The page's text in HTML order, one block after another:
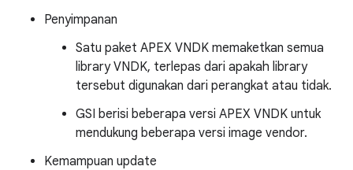
Penyimpanan
Satu paket APEX VNDK memaketkan semua
library VNDK, terlepas dari apakah library
tersebut digunakan dari perangkat atau tidak.
GSI berisi beberapa versi APEX VNDK untuk
mendukung beberapa versi image vendor.
Kemampuan update